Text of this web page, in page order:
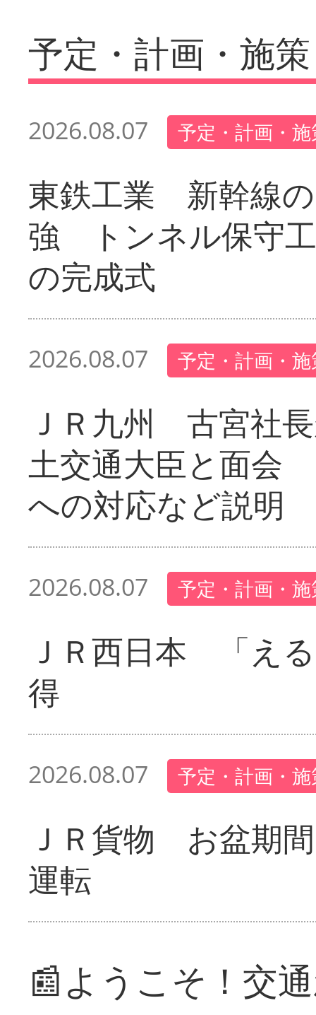
予定・計画・施策
2026.08.07 予定・計画・
東鉄工業 新幹線
強 トンネル保守
の完成式
2026.08.07 予定・計画・
ＪＲ九州 古宮社
土交通大臣と面会
への対応など説明
2026.08.07 予定・計画・
ＪＲ西日本 「え
得
2026.08.07 予定・計画・
ＪＲ貨物 お盆期
運転
📰ようこそ！交